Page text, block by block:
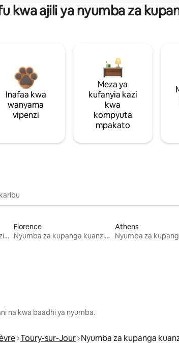
kwa ajili ya nyumba za
Inafaa kwa
wanyama
vipenzi
Meza ya
kufanyia kazi
kwa
kompyuta
mpakato
Nyumba za kupanga kuanzia mwezi mmoja
Florence
Nyumba za kupanga kuanzia mwezi mmoja
Athens
na kwa baadhi ya nyumba.
Toury-sur-Jour Nyumba za kupanga